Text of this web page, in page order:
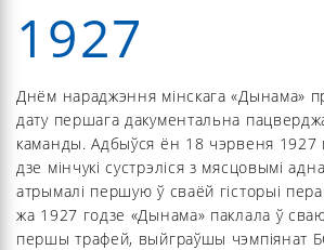
1927
Днём нараджэння мінскага «Дынама»
дату першага дакументальна
каманды. Адбыўся ён 18 чэрвеня 1927
дзе мінчукі сустрэліся з мясцовымі
атрымалі першую ў сваёй гісторыі
жа 1927 годзе «Дынама» паклала ў
першы трафей, выйграўшы чэмпіянат